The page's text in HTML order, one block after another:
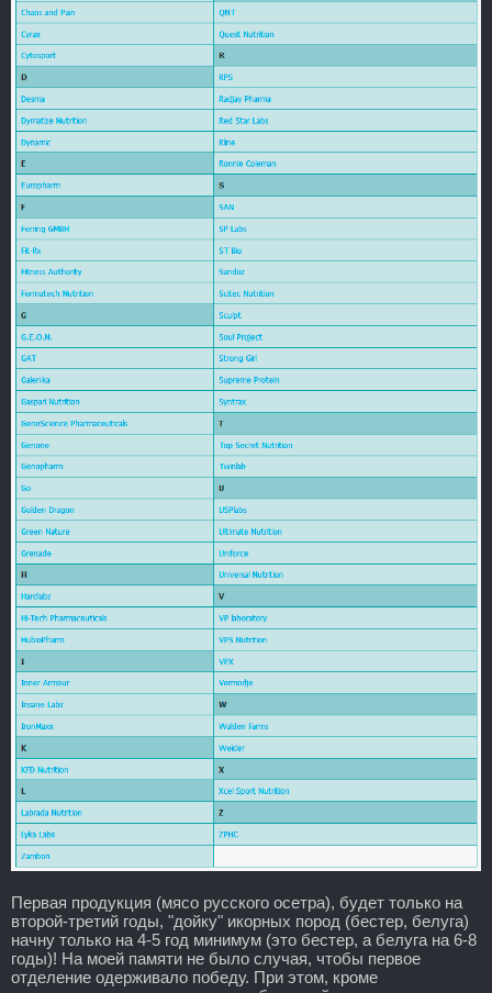
Первая продукция (мясо русского осетра), будет только на
второй-третий годы, "дойку" икорных пород (бестер, белуга)
начну только на 4-5 год минимум (это бестер, а белуга на 6-8
годы)! На моей памяти не было случая, чтобы первое
отделение одерживало победу. При этом, кроме